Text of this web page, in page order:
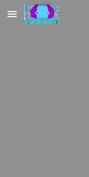
Skip to main content